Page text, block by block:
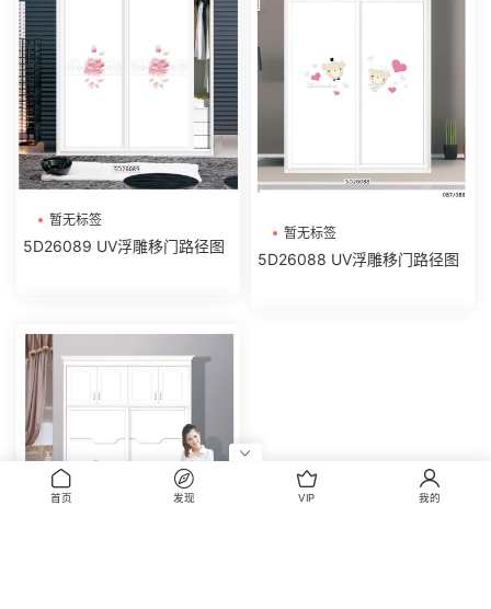
暂无标签
5D26089 UV浮雕移门路径图
暂无标签
5D26088 UV浮雕移门路径图
首页 发现 VIP 我的